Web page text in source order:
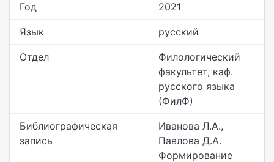
Год 2021
Язык русский
Отдел
Филологический
факультет, каф.
русского языка
(ФилФ)
Библиографическая
запись
Иванова Л.А.,
Павлова Д.А.
Формирование